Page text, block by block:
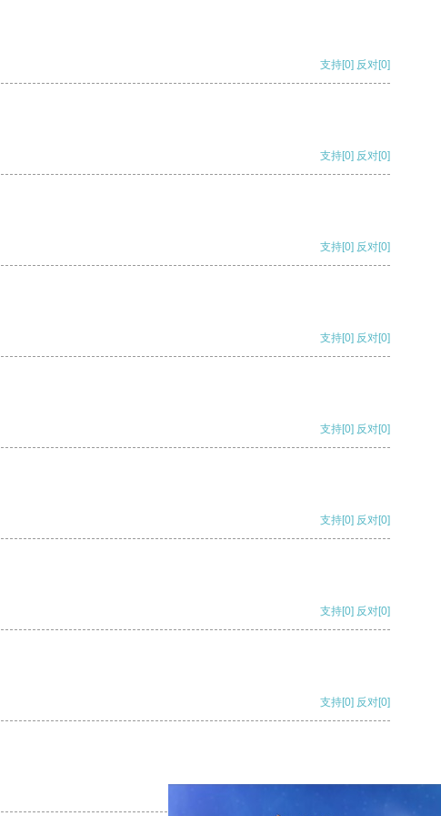
支持[0] 反对[0]
支持[0] 反对[0]
支持[0] 反对[0]
支持[0] 反对[0]
支持[0] 反对[0]
支持[0] 反对[0]
支持[0] 反对[0]
支持[0] 反对[0]